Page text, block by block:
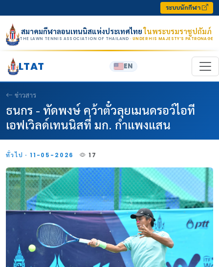
ระบบนักกีฬา
สมาคมกีฬาลอนเทนนิสแห่งประเทศไทยในพระบรมราชูปถัมภ์
THE LAWN TENNIS ASSOCIATION OF THAILAND · UNDER HIS MAJESTY’S PATRONAGE
LTAT EN
ข่าวสาร
ธนกร - ทัดพงษ์ คว้าตั๋วลุยเมนดรอว์ไอที
เอฟเวิลด์เทนนิสที่ มก. กำแพงแสน
ทั่วไป · 11-05-2026 17